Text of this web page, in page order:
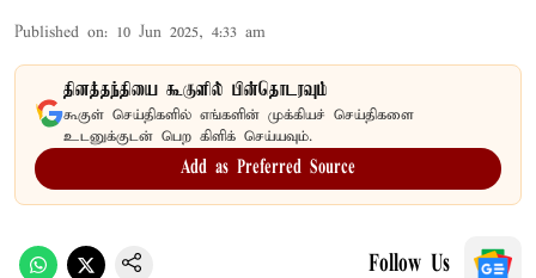
Published on: 10 Jun 2025, 4:33 am
தினத்தந்தியை கூகுளில் பின்தொடரவும்
கூகுள் செய்திகளில் எங்களின் முக்கியச் செய்திகளை
உடனுக்குடன் பெற கிளிக் செய்யவும்.
Add as Preferred Source
Follow Us